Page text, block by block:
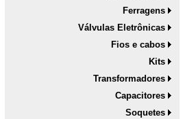
Ferragens
Válvulas Eletrônicas
Fios e cabos
Kits
Transformadores
Capacitores
Soquetes